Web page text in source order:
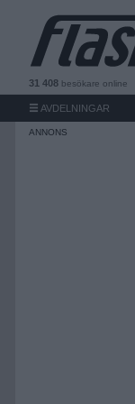
31 408 besökare online
AVDELNINGAR